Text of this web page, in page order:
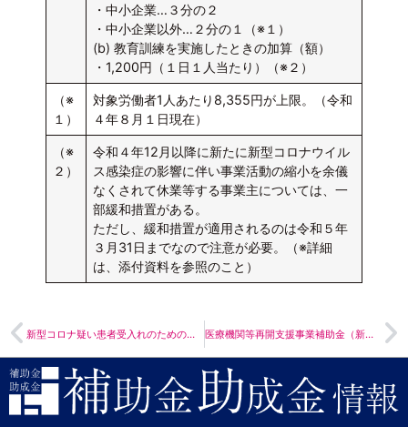
・中小企業…３分の２
・中小企業以外…２分の１（※１）
(b) 教育訓練を実施したときの加算（額）
・1,200円（１日１人当たり）（※２）
（※
１）
対象労働者1人あたり8,355円が上限。（令和
４年８月１日現在）
（※
２）
令和４年12月以降に新たに新型コロナウイル
ス感染症の影響に伴い事業活動の縮小を余儀
なくされて休業等する事業主については、一
部緩和措置がある。
ただし、緩和措置が適用されるのは令和５年
３月31日までなので注意が必要。（※詳細
は、添付資料を参照のこと）
新型コロナ疑い患者受入れのための救急･周産期･小児医療機関の院内感染防止対策 医療機関等再開支援事業補助金（新型コロナウイルス感染症緊急包括支援事業）